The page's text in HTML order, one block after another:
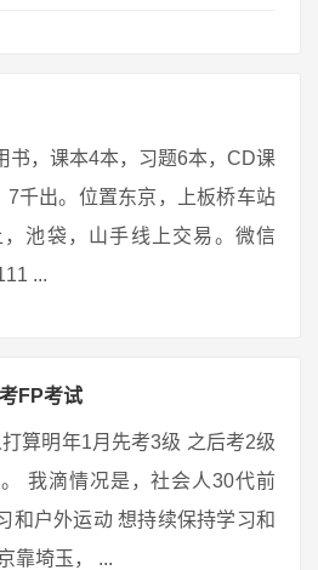
书，课本4本，习题6本，CD课
7千出。位置东京，上板桥车站
池袋，山手线上交易。微信
...
FP考试
算明年1月先考3级 之后考2级
我滴情况是，社会人30代前
和户外运动 想持续保持学习和
靠埼玉， ...